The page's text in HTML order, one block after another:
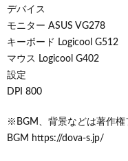
デバイス
モニター ASUS VG278
キーボード Logicool G512
マウス Logicool G402
設定
DPI 800
※BGM、背景などは著作権
BGM https://dova-s.jp/